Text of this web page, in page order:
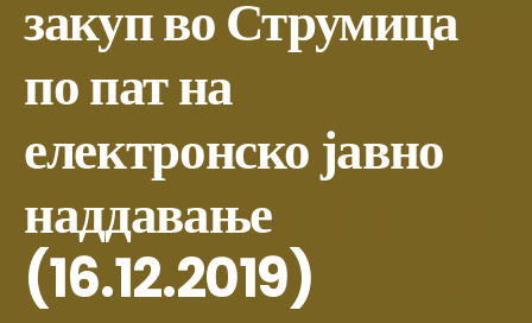
закуп во Струмица
по пат на
електронско јавно
наддавање
(16.12.2019)